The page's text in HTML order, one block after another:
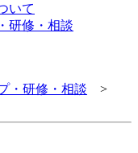
いて
研修・相談
・研修・相談 >